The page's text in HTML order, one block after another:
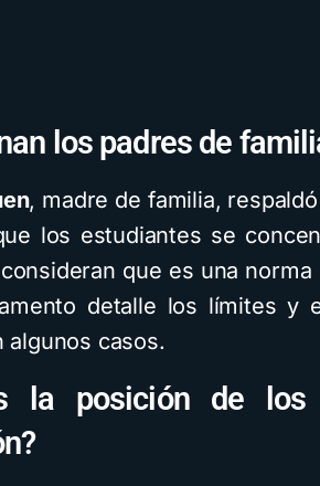
los padres de
, madre de familia,
los estudiantes se
que es una
detalle los límites y
algunos casos.
la posición de